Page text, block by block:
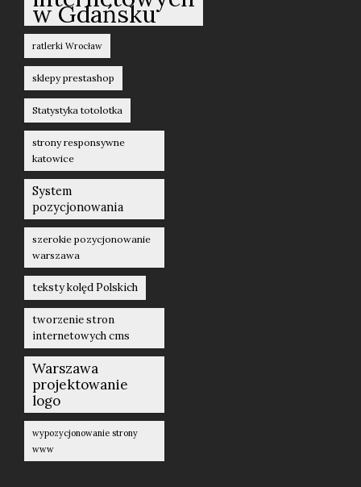
w Gdańsku
ratlerki Wrocław
sklepy prestashop
Statystyka totolotka
strony responsywne
katowice
System
pozycjonowania
szerokie pozycjonowanie
warszawa
teksty kolęd Polskich
tworzenie stron
internetowych cms
Warszawa
projektowanie
logo
wypozycjonowanie strony
www